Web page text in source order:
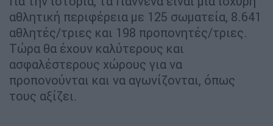
αθλητική περιφέρεια με 125 σωματεία, 8.641
αθλητές/τριες και 198 προπονητές/τριες.
Τώρα θα έχουν καλύτερους και
ασφαλέστερους χώρους για να
προπονούνται και να αγωνίζονται, όπως
τους αξίζει.